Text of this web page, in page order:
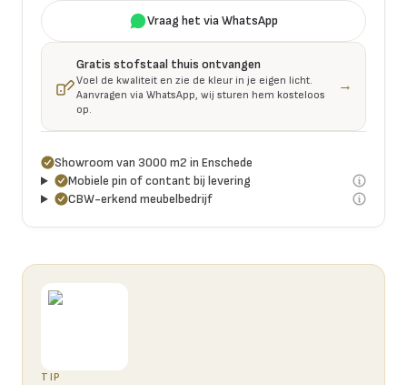
Vraag het via WhatsApp
Gratis stofstaal thuis ontvangen
Voel de kwaliteit en zie de kleur in je eigen licht.
Aanvragen via WhatsApp, wij sturen hem kosteloos
op.
→
Showroom van 3000 m2 in Enschede
Mobiele pin of contant bij levering
CBW-erkend meubelbedrijf
TIP